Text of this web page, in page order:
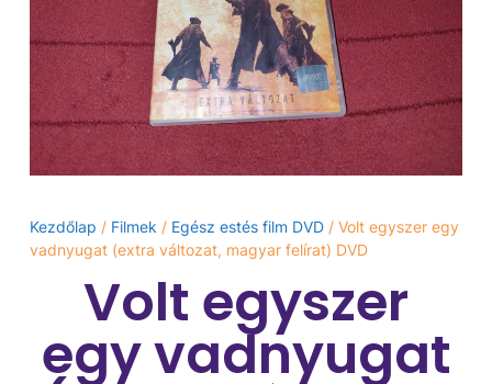
Kezdőlap / Filmek / Egész estés film DVD/ Volt egyszer egy
vadnyugat (extra változat, magyar felírat) DVD
Volt egyszer
egy vadnyugat